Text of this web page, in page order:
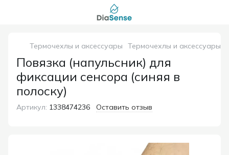
Термочехлы и аксессуары Термочехлы и аксессуары
Повязка (напульсник) для
фиксации сенсора (синяя в
полоску)
Артикул: 1338474236 Оставить отзыв